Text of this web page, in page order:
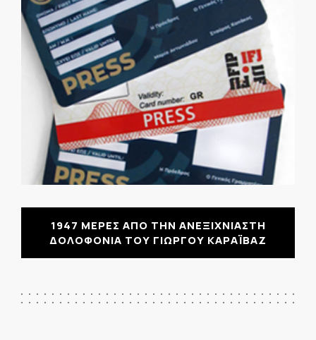
1947 ΜΕΡΕΣ ΑΠΟ ΤΗΝ ΑΝΕΞΙΧΝΙΑΣΤΗ
ΔΟΛΟΦΟΝΙΑ ΤΟΥ ΓΙΩΡΓΟΥ ΚΑΡΑΪΒΑΖ